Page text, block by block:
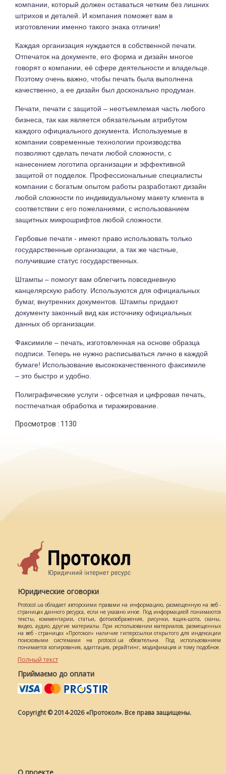
компании, который должен оставаться четким без лишних
штрихов и деталей. И компания поможет вам в
изготовлении именно такого знака отличия!
Каждая организация нуждается в собственной печати.
Отпечаток на документе, его форма и дизайн многое
говорят о компании, её сфере деятельности и владельце.
Поэтому очень важно, чтобы печать была выполнена
качественно, а ее дизайн был досконально продуман.
Печати, печати с защитой – неотъемлемая часть любого
бизнеса, так как является обязательным атрибутом
каждого официального документа. Используемые в
компании современные технологии производства
позволяют сделать печати любой сложности, с
нанесением логотипа организации и эффективной
защитой от подделок. Профессиональные специалисты
компании с богатым опытом работы разработают дизайн
любой сложности по индивидуальному макету клиента в
соответствии с его пожеланиями, с использованием
защитных микрошрифтов любой сложности.
Гербовые печати - имеют право использовать только
государственные организации, а так же частные,
получившие статус государственных.
Штампы – помогут вам облегчить повседневную
канцелярскую работу. Используются для официальных
бумаг, внутренних документов. Штампы придают
документу законный вид как источнику официальных
данных об организации.
Факсимиле – печать, изготовленная на основе образца
подписи. Теперь не нужно расписываться лично в каждой
бумаге! Использование высококачественного факсимиле
– это быстро и удобно.
Полиграфические услуги - офсетная и цифровая печать,
постпечатная обработка и тиражирование.
Просмотров : 1130
Юридические оговорки
Protocol.ua обладает авторскими правами на информацию, размещенную на веб -
страницах данного ресурса, если не указано иное. Под информацией понимаются
тексты, комментарии, статьи, фотоизображения, рисунки, ящик-шота, сканы,
видео, аудио, другие материалы. При использовании материалов, размещенных
на веб - страницах «Протокол» наличие гиперссылки открытого для индексации
поисковыми системами на protocol.ua обязательна. Под использованием
понимается копирования, адаптация, рерайтинг, модификация и тому подобное.
Полный текст
Приймаємо до оплати
Copyright © 2014-2026 «Протокол». Все права защищены.